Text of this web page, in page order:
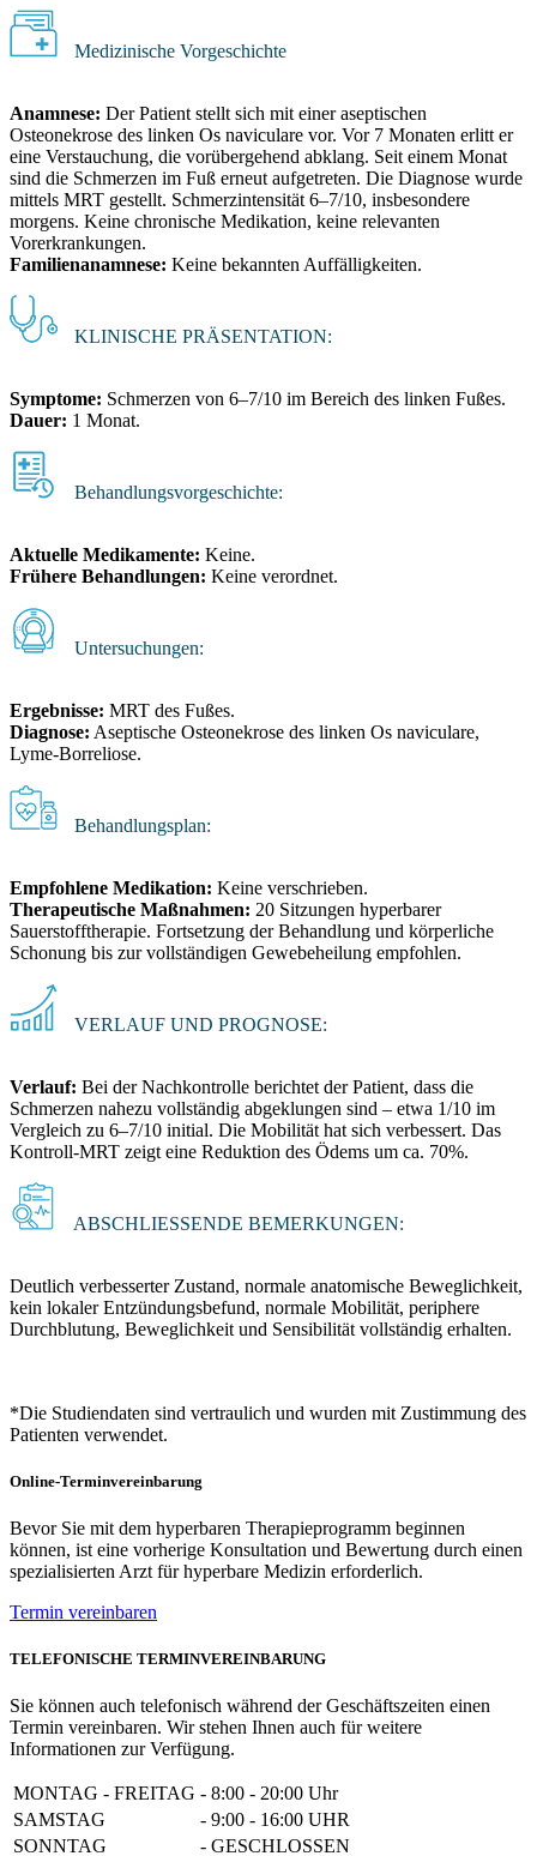
Medizinische Vorgeschichte
Anamnese: Der Patient stellt sich mit einer aseptischen
Osteonekrose des linken Os naviculare vor. Vor 7 Monaten erlitt er
eine Verstauchung, die vorübergehend abklang. Seit einem Monat
sind die Schmerzen im Fuß erneut aufgetreten. Die Diagnose wurde
mittels MRT gestellt. Schmerzintensität 6–7/10, insbesondere
morgens. Keine chronische Medikation, keine relevanten
Vorerkrankungen.
Familienanamnese: Keine bekannten Auffälligkeiten.
KLINISCHE PRÄSENTATION:
Symptome: Schmerzen von 6–7/10 im Bereich des linken Fußes.
Dauer: 1 Monat.
Behandlungsvorgeschichte:
Aktuelle Medikamente: Keine.
Frühere Behandlungen: Keine verordnet.
Untersuchungen:
Ergebnisse: MRT des Fußes.
Diagnose: Aseptische Osteonekrose des linken Os naviculare,
Lyme-Borreliose.
Behandlungsplan:
Empfohlene Medikation: Keine verschrieben.
Therapeutische Maßnahmen: 20 Sitzungen hyperbarer
Sauerstofftherapie. Fortsetzung der Behandlung und körperliche
Schonung bis zur vollständigen Gewebeheilung empfohlen.
VERLAUF UND PROGNOSE:
Verlauf: Bei der Nachkontrolle berichtet der Patient, dass die
Schmerzen nahezu vollständig abgeklungen sind – etwa 1/10 im
Vergleich zu 6–7/10 initial. Die Mobilität hat sich verbessert. Das
Kontroll-MRT zeigt eine Reduktion des Ödems um ca. 70%.
ABSCHLIESSENDE BEMERKUNGEN:
Deutlich verbesserter Zustand, normale anatomische Beweglichkeit,
kein lokaler Entzündungsbefund, normale Mobilität, periphere
Durchblutung, Beweglichkeit und Sensibilität vollständig erhalten.
*Die Studiendaten sind vertraulich und wurden mit Zustimmung des
Patienten verwendet.
Online-Terminvereinbarung
Bevor Sie mit dem hyperbaren Therapieprogramm beginnen
können, ist eine vorherige Konsultation und Bewertung durch einen
spezialisierten Arzt für hyperbare Medizin erforderlich.
Termin vereinbaren
TELEFONISCHE TERMINVEREINBARUNG
Sie können auch telefonisch während der Geschäftszeiten einen
Termin vereinbaren. Wir stehen Ihnen auch für weitere
Informationen zur Verfügung.
MONTAG - FREITAG - 8:00 - 20:00 Uhr
SAMSTAG
- 9:00 - 16:00 UHR
SONNTAG
- GESCHLOSSEN